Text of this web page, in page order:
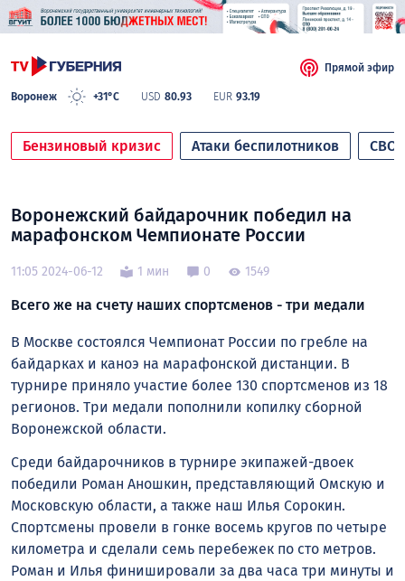
Воронеж +31°C USD 80.93 EUR 93.19
Прямой эфир
Бензиновый кризис Атаки беспилотников СВО
Воронежский байдарочник победил на
марафонском Чемпионате России
11:05 2024-06-12 1 мин 0 1549
Всего же на счету наших спортсменов - три медали
В Москве состоялся Чемпионат России по гребле на
байдарках и каноэ на марафонской дистанции. В
турнире приняло участие более 130 спортсменов из 18
регионов. Три медали пополнили копилку сборной
Воронежской области.
Среди байдарочников в турнире экипажей-двоек
победили Роман Аношкин, представляющий Омскую и
Московскую области, а также наш Илья Сорокин.
Спортсмены провели в гонке восемь кругов по четыре
километра и сделали семь перебежек по сто метров.
Роман и Илья финишировали за два часа три минуты и